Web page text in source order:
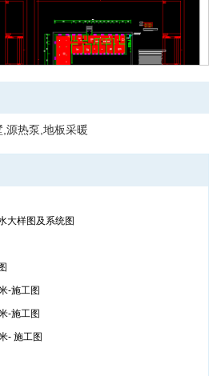
源热泵,地板采暖
大样图及系统图
-施工图
-施工图
- 施工图